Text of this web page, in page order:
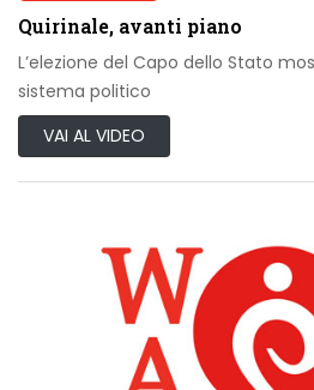
Quirinale, avanti piano
L’elezione del Capo dello Stato
sistema politico
VAI AL VIDEO